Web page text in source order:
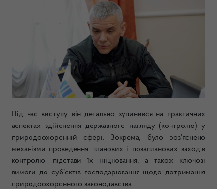
Під час виступу він детально зупинився на практичних
аспектах здійснення державного нагляду (контролю) у
природоохоронній сфері. Зокрема, було роз’яснено
механізми проведення планових і позапланових заходів
контролю, підстави їх ініціювання, а також ключові
вимоги до суб’єктів господарювання щодо дотримання
природоохоронного законодавства.